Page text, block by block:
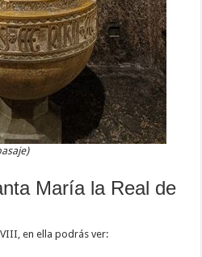
María la Real de
en ella podrás ver: